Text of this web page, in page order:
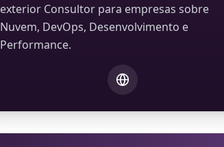
exterior Consultor para empresas sobre
Nuvem, DevOps, Desenvolvimento e
Performance.